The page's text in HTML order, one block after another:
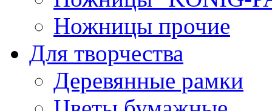
Ножницы прочие
Для творчества
Деревянные рамки